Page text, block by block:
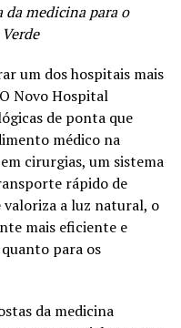
da medicina para o
um dos hospitais mais
Novo Hospital
de ponta que
médico na
cirurgias, um sistema
rápido de
a luz natural, o
mais eficiente e
para os
da medicina